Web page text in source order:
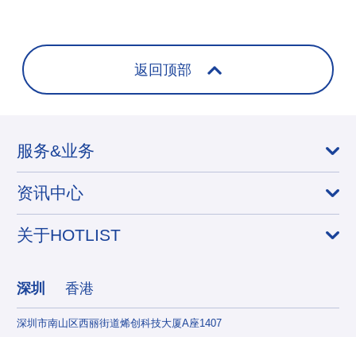
返回顶部
服务&业务
资讯中心
关于HOTLIST
深圳 香港
深圳市南山区西丽街道烯创科技大厦A座1407